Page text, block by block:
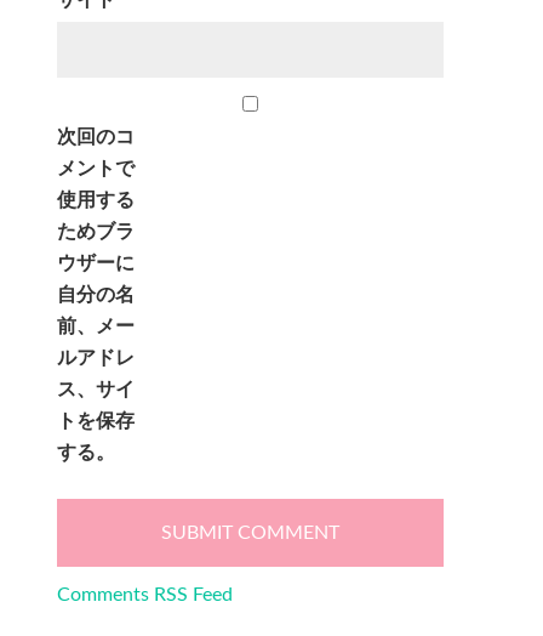
次回のコ
メントで
使用する
ためブラ
ウザーに
自分の名
前、メー
ルアドレ
ス、サイ
トを保存
する。
Comments RSS Feed